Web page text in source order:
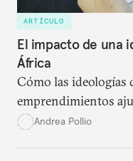
ARTÍCULO
El impacto de una
África
Cómo las ideologías
emprendimientos
han dado forma al
Andrea Pollio